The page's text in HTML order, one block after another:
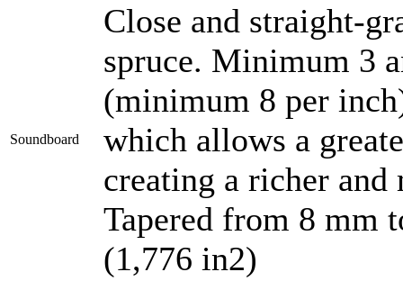
Soundboard
Close and straight-
spruce. Minimum 3
(minimum 8 per
which allows a
creating a richer and
Tapered from 8 mm
(1,776 in2)